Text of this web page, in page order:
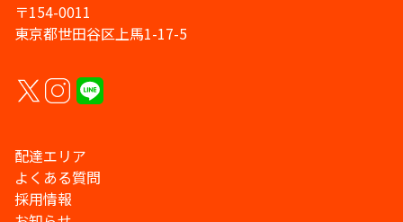
〒154-0011
東京都世田谷区上馬1-17-5
配達エリア
よくある質問
採用情報